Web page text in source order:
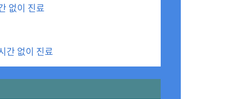
없이 진료
간 없이 진료